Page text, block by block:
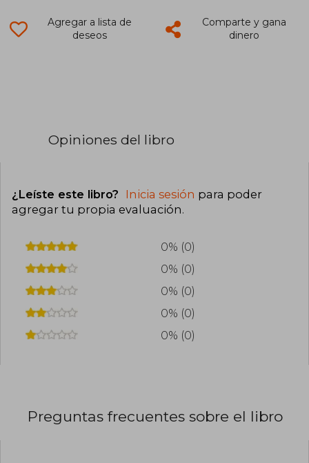
Agregar a lista de
deseos
Comparte y gana
dinero
Opiniones del libro
¿Leíste este libro? Inicia sesión para poder
agregar tu propia evaluación.
0% (0)
0% (0)
0% (0)
0% (0)
0% (0)
Preguntas frecuentes sobre el libro